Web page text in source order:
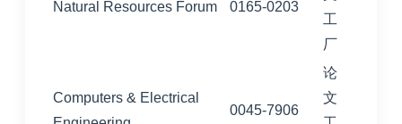
Natural Resources Forum 0165-0203
工
厂
Computers & Electrical
0045-7906
论
文